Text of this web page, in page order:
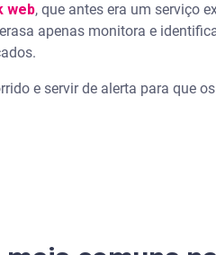
web, que antes era um serviço
apenas monitora e
e servir de alerta para que os